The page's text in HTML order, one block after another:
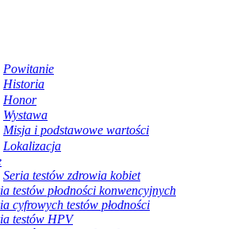
Powitanie
Historia
Honor
Wystawa
Misja i podstawowe wartości
Lokalizacja
Seria testów zdrowia kobiet
testów płodności konwencyjnych
cyfrowych testów płodności
testów HPV